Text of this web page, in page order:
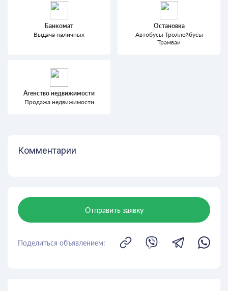
Банкомат
Выдача наличных
Остановка
Автобусы Троллейбусы
Трамваи
Агенство недвижимости
Продажа недвижимости
Комментарии
Отправить заявку
Поделиться объявлением: